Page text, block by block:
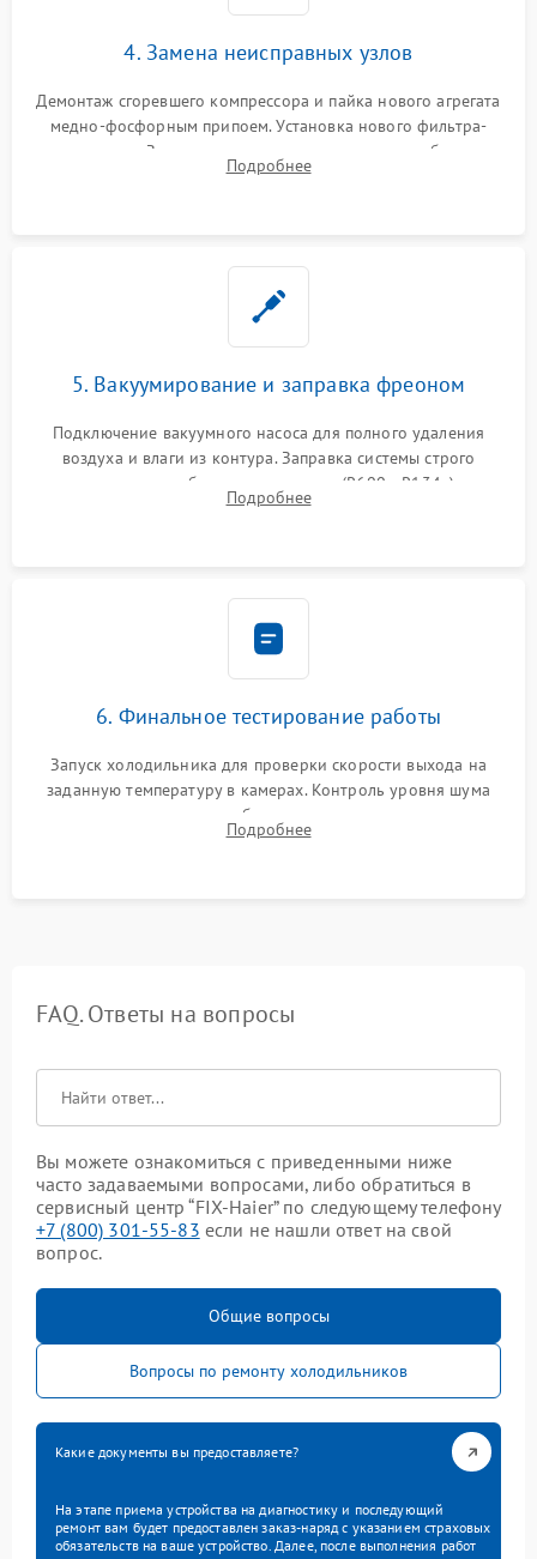
4. Замена неисправных узлов
Демонтаж сгоревшего компрессора и пайка нового агрегата
медно-фосфорным припоем. Установка нового фильтра-
осушителя. Замена изношенных вентиляторов обдува,
сломанных заслонок или поврежденных дверных петель.
Подробнее
5. Вакуумирование и заправка фреоном
Подключение вакуумного насоса для полного удаления
воздуха и влаги из контура. Заправка системы строго
дозированным объемом хладагента (R600a, R134a) по
электронным весам. Контроль рабочего давления в системе.
Подробнее
6. Финальное тестирование работы
Запуск холодильника для проверки скорости выхода на
заданную температуру в камерах. Контроль уровня шума
компрессора, отсутствия обмерзания стенок и корректного
срабатывания системы автоматической оттайки.
Подробнее
FAQ. Ответы на вопросы
Вы можете ознакомиться с приведенными ниже
часто задаваемыми вопросами, либо обратиться в
сервисный центр “FIX-Haier” по следующему телефону
+7 (800) 301-55-83 если не нашли ответ на свой
вопрос.
Общие вопросы
Вопросы по ремонту холодильников
Какие документы вы предоставляете?
На этапе приема устройства на диагностику и последующий
ремонт вам будет предоставлен заказ-наряд с указанием страховых
обязательств на ваше устройство. Далее, после выполнения работ